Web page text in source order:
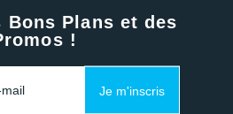
Bons Plans et des
!
Je m'inscris